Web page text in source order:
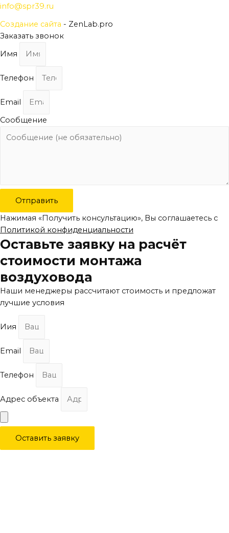
info@spr39.ru
Создание сайта - ZenLab.pro
Заказать звонок
Имя
Телефон
Email
Сообщение
Отправить
Нажимая «Получить консультацию», Вы соглашаетесь с
Политикой конфиденциальности
Оставьте заявку на расчёт
стоимости монтажа
воздуховода
Наши менеджеры рассчитают стоимость и предложат
лучшие условия
Иия
Email
Телефон
Адрес объекта
Оставить заявку